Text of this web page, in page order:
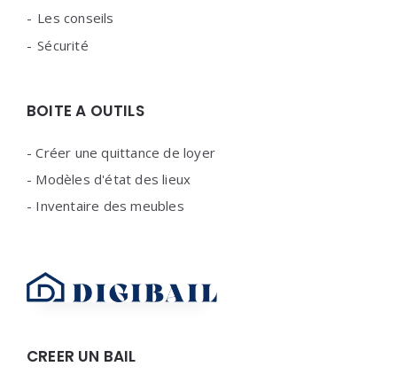
Les conseils
Sécurité
BOITE A OUTILS
-Créer une quittance de loyer
- Modèles d'état des lieux
- Inventaire des meubles
CREER UN BAIL